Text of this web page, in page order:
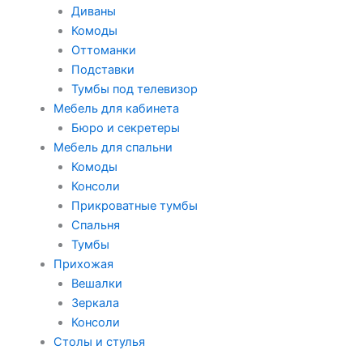
Диваны
Комоды
Оттоманки
Подставки
Тумбы под телевизор
Мебель для кабинета
Бюро и секретеры
Мебель для спальни
Комоды
Консоли
Прикроватные тумбы
Спальня
Тумбы
Прихожая
Вешалки
Зеркала
Консоли
Столы и стулья